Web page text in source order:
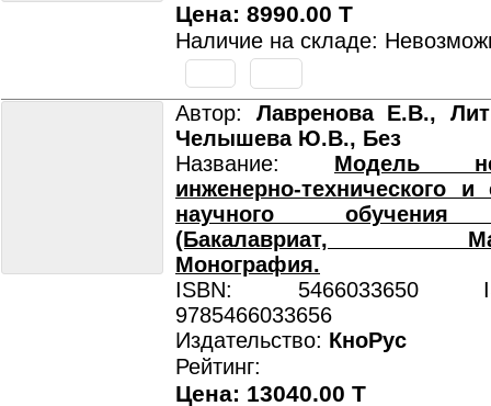
Цена: 8990.00 T
Наличие на складе:
Автор: Лавренова Е.В.,
Челышева Ю.В., Без
Название: Модель
инженерно-технического и
научного обучения
(Бакалавриат,
Монография.
ISBN: 5466033650
9785466033656
Издательство: КноРус
Рейтинг:
Цена: 13040.00 T